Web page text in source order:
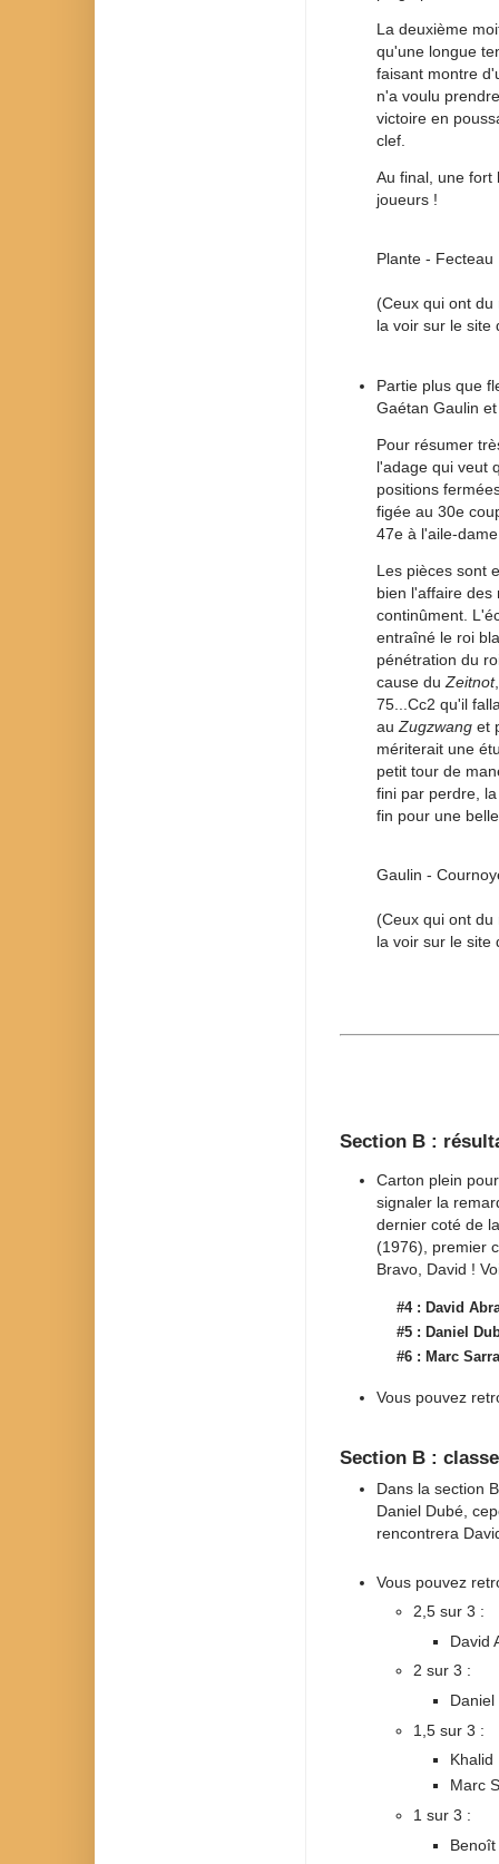
La deuxième
qu'une longue
faisant montre
n'a voulu
victoire en
clef.
Au final, une fort
joueurs !
Plante - Fecteau
(Ceux qui ont
la voir sur le site
Partie plus que
Gaétan Gaulin
Pour résumer
l'adage qui veut
positions
figée au 30e
47e à l'aile-
Les pièces sont
bien l'affaire des
continûment.
entraîné le roi
pénétration du
cause du Zeitnot
75...Cc2 qu'il
au Zugzwang et
mériterait une
petit tour de
fini par perdre,
fin pour une
Gaulin -
(Ceux qui ont
la voir sur le site
Section B :
Carton plein
signaler la
dernier coté de
(1976), premier
Bravo, David !
#4 : David
#5 : Daniel
#6 : Marc
Vous pouvez
Section B :
Dans la section
Daniel Dubé,
rencontrera
Vous pouvez
2,5 sur 3 :
David
2 sur 3 :
1,5 sur 3 :
Khalid
Marc
1 sur 3 :